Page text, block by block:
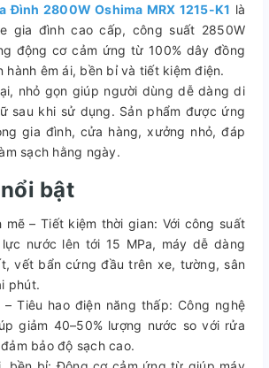
Đình 2800W Oshima MRX 1215-K1 là
gia đình cao cấp, công suất 2850W
động cơ cảm ứng từ 100% dây đồng
hành êm ái, bền bỉ và tiết kiệm điện.
nhỏ gọn giúp người dùng dễ dàng di
sau khi sử dụng. Sản phẩm được ứng
gia đình, cửa hàng, xưởng nhỏ, đáp
sạch hằng ngày.
bật
mẽ – Tiết kiệm thời gian: Với công suất
nước lên tới 15 MPa, máy dễ dàng
vết bẩn cứng đầu trên xe, tường, sân
phút.
Tiêu hao điện năng thấp: Công nghệ
giảm 40–50% lượng nước so với rửa
bảo độ sạch cao.